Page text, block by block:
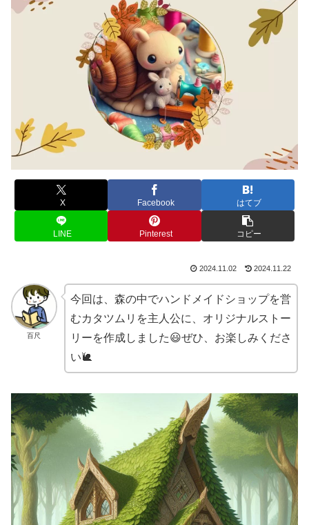
X Facebook はてブ
LINE Pinterest コピー
2024.11.02 2024.11.22
百尺
今回は、森の中でハンドメイドショップを営
むカタツムリを主人公に、オリジナルストー
リーを作成しました😃ぜひ、お楽しみくださ
い🐌